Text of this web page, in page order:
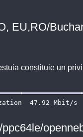
EU,RO/
constituie un